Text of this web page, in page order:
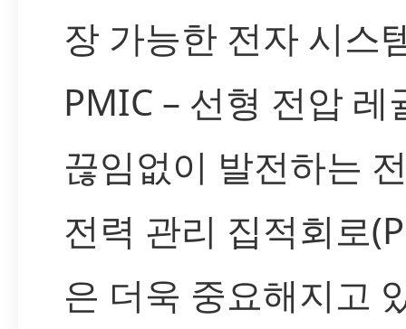
장 가능한 전자 시스
PMIC – 선형 전압 레
끊임없이 발전하는
전력 관리 집적회로
은 더욱 중요해지고